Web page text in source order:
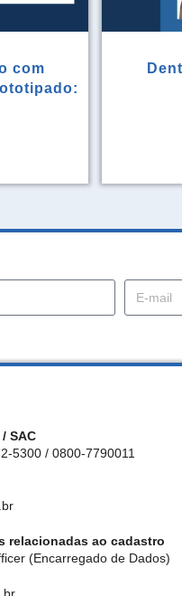
com
SAC
5300 / 0800-7790011
relacionadas ao cadastro
(Encarregado de Dados)